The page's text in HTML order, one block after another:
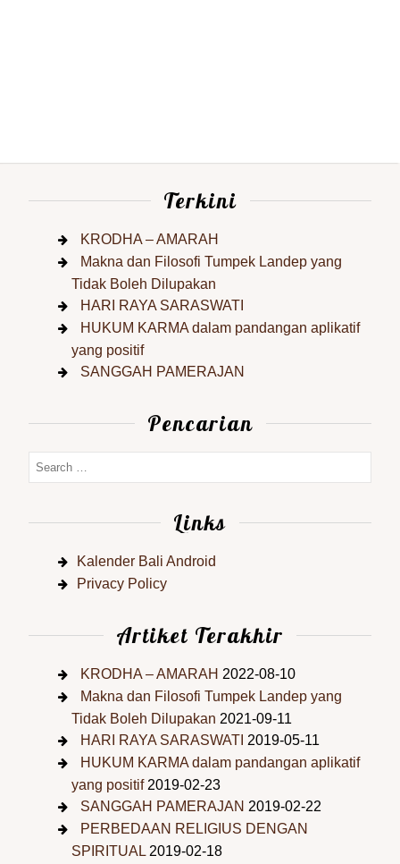
Terkini
KRODHA – AMARAH
Makna dan Filosofi Tumpek Landep yang
Tidak Boleh Dilupakan
HARI RAYA SARASWATI
HUKUM KARMA dalam pandangan aplikatif
yang positif
SANGGAH PAMERAJAN
Pencarian
Links
Kalender Bali Android
Privacy Policy
Artiket Terakhir
KRODHA – AMARAH 2022-08-10
Makna dan Filosofi Tumpek Landep yang
Tidak Boleh Dilupakan 2021-09-11
HARI RAYA SARASWATI 2019-05-11
HUKUM KARMA dalam pandangan aplikatif
yang positif 2019-02-23
SANGGAH PAMERAJAN 2019-02-22
PERBEDAAN RELIGIUS DENGAN
SPIRITUAL 2019-02-18